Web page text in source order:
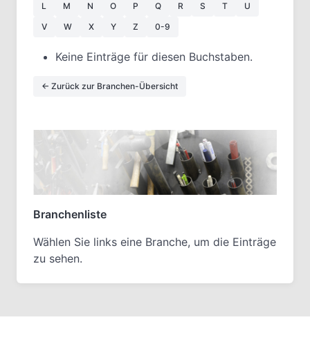
L
M N O P Q R S T
U
V
W X Y Z 0-9
Keine Einträge für diesen Buchstaben.
← Zurück zur Branchen-Übersicht
Branchenliste
Wählen Sie links eine Branche, um die Einträge
zu sehen.